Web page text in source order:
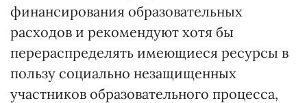
финансирования образовательных
расходов и рекомендуют хотя бы
перераспределять имеющиеся ресурсы в
пользу социально незащищенных
участников образовательного процесса,